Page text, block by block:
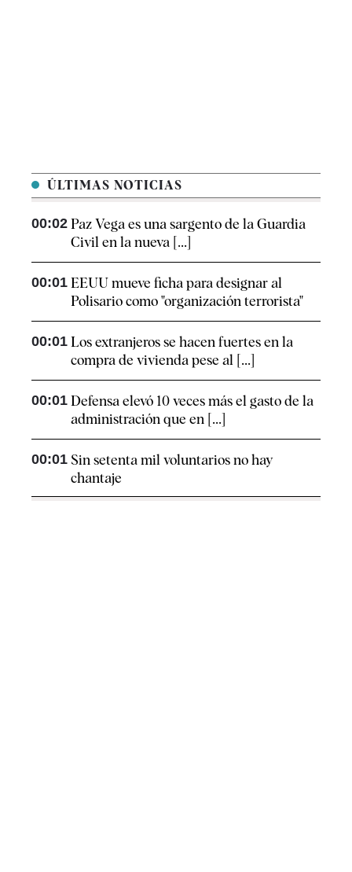
ÚLTIMAS NOTICIAS
00:02 Paz Vega es una sargento de la Guardia
Civil en la nueva [...]
00:01 EEUU mueve ficha para designar al
Polisario como "organización terrorista"
00:01 Los extranjeros se hacen fuertes en la
compra de vivienda pese al [...]
00:01 Defensa elevó 10 veces más el gasto de la
administración que en [...]
00:01 Sin setenta mil voluntarios no hay
chantaje